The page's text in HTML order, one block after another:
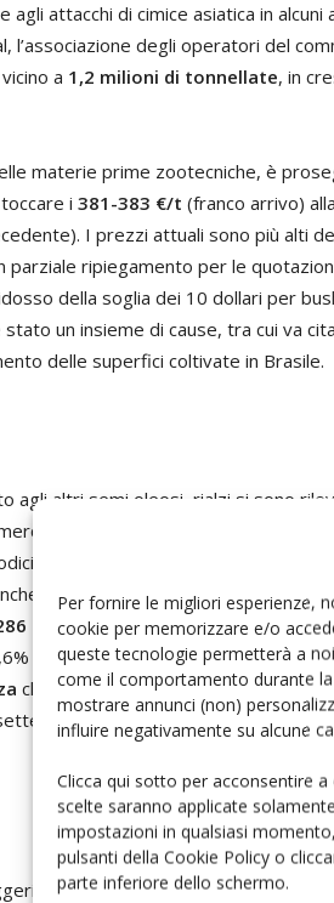
Per fornire le migliori esperienze,
cookie per memorizzare e/o
queste tecnologie permetterà a
come il comportamento durante
mostrare annunci (non)
influire negativamente su alcune
Clicca qui sotto per acconsentire
scelte saranno applicate
impostazioni in qualsiasi
pulsanti della Cookie Policy o
parte inferiore dello schermo.
attacchi di cimice asiatica in
l’associazione degli operatori del
a 1,2 milioni di tonnellate, in
materie prime zootecniche, è
i 381-383 €/t (franco arrivo)
I prezzi attuali sono più alti
ripiegamento per le
della soglia dei 10 dollari per
un insieme di cause, tra cui va
delle superfici coltivate in Brasile.
agli altri semi oleosi, rialzi si sono
di Bologna, cresciuti di 5 €/t ed
mesi fa. A conferma di un mercato
per lafarina proteica di girasole
€/t(franco arrivo). L’ulteriore
rispetto allo scorso anno. E
che alla Granaria di Milano si sono
giorni prima. Si conferma positivo il
prosegue la lenta ma costante